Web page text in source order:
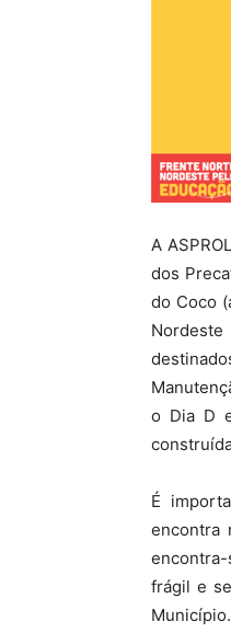
A
dos
do Coco
o Dia D
É
encontra
encontra-
frágil e
Município.